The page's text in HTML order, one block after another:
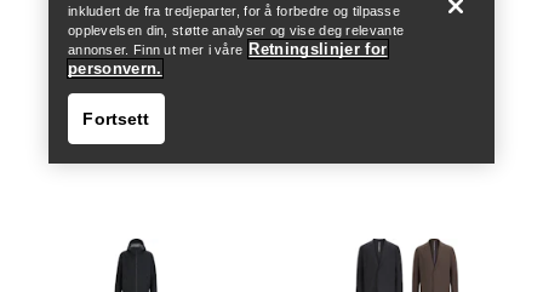
inkludert de fra tredjeparter, for å forbedre og tilpasse
opplevelsen din, støtte analyser og vise deg relevante
annonser. Finn ut mer i våre Retningslinjer for
personvern.
Fortsett